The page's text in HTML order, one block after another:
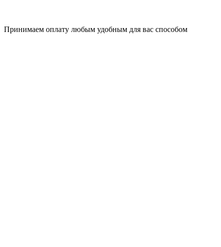
Принимаем оплату любым удобным для вас способом